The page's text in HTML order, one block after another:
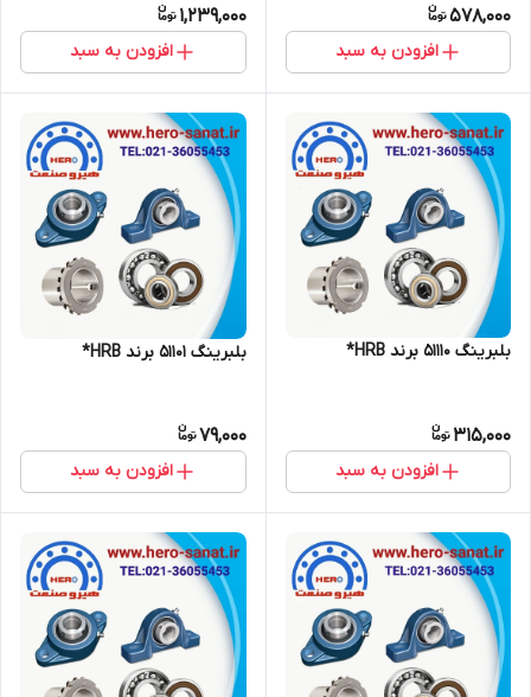
578,000
افزودن به سبد
1,239,000
افزودن به سبد
بلبرینگ 51110 برند HRB*
315,000
افزودن به سبد
بلبرینگ 51101 برند HRB*
79,000
افزودن به سبد